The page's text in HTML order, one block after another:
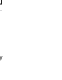
karcie